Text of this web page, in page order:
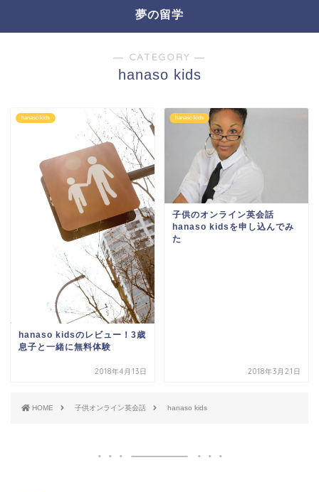
夢の留学
― CATEGORY ―
hanaso kids
hanaso kids
hanaso kidsのレビュー！3歳
息子と一緒に無料体験
2018年4月13日
hanaso kids
子供のオンライン英会話
hanaso kidsを申し込んでみ
た
2018年3月21日
HOME 子供オンライン英会話 hanaso kids